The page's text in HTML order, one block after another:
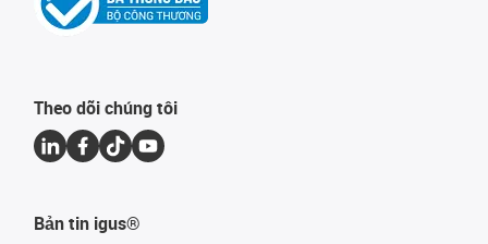
Theo dõi chúng tôi
Bản tin igus®